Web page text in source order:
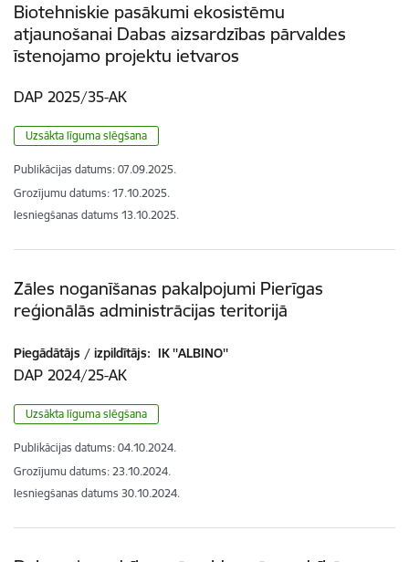
Biotehniskie pasākumi ekosistēmu
atjaunošanai Dabas aizsardzības pārvaldes
īstenojamo projektu ietvaros
DAP 2025/35-AK
Uzsākta līguma slēgšana
Publikācijas datums: 07.09.2025.
Grozījumu datums: 17.10.2025.
Iesniegšanas datums 13.10.2025.
Zāles noganīšanas pakalpojumi Pierīgas
reģionālās administrācijas teritorijā
Piegādātājs / izpildītājs: IK ''ALBINO''
DAP 2024/25-AK
Uzsākta līguma slēgšana
Publikācijas datums: 04.10.2024.
Grozījumu datums: 23.10.2024.
Iesniegšanas datums 30.10.2024.